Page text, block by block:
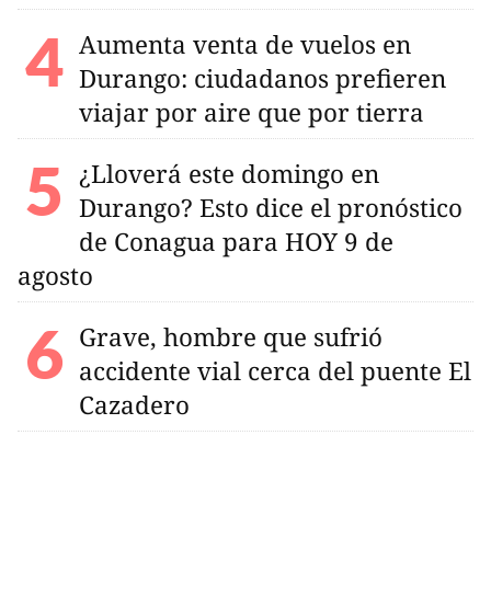
Aumenta venta de vuelos en
Durango: ciudadanos prefieren
viajar por aire que por tierra
¿Lloverá este domingo en
Durango? Esto dice el pronóstico
de Conagua para HOY 9 de
agosto
Grave, hombre que sufrió
accidente vial cerca del puente El
Cazadero